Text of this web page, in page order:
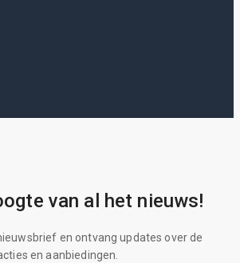
van al het nieuws!
en ontvang updates over de
en aanbiedingen.